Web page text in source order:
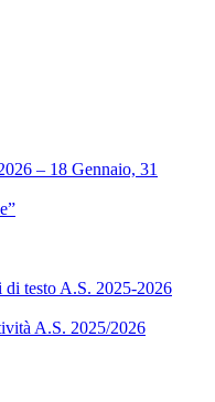
– 18 Gennaio, 31
testo A.S. 2025-2026
A.S. 2025/2026